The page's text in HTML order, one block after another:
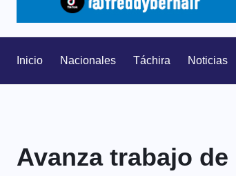
Inicio Nacionales Táchira Noticias
Avanza trabajo